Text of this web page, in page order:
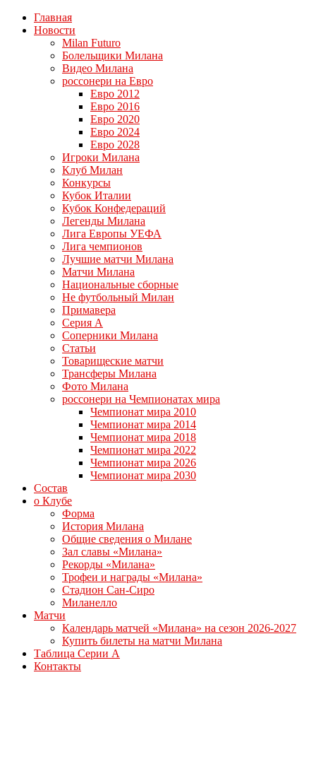
Главная
Новости
Milan Futuro
Болельщики Милана
Видео Милана
россонери на Евро
Евро 2012
Евро 2016
Евро 2020
Евро 2024
Евро 2028
Игроки Милана
Клуб Милан
Конкурсы
Кубок Италии
Кубок Конфедераций
Легенды Милана
Лига Европы УЕФА
Лига чемпионов
Лучшие матчи Милана
Матчи Милана
Национальные сборные
Не футбольный Милан
Примавера
Серия А
Соперники Милана
Статьи
Товарищеские матчи
Трансферы Милана
Фото Милана
россонери на Чемпионатах мира
Чемпионат мира 2010
Чемпионат мира 2014
Чемпионат мира 2018
Чемпионат мира 2022
Чемпионат мира 2026
Чемпионат мира 2030
Состав
о Клубе
Форма
История Милана
Общие сведения о Милане
Зал славы «Милана»
Рекорды «Милана»
Трофеи и награды «Милана»
Стадион Сан-Сиро
Миланелло
Матчи
Календарь матчей «Милана» на сезон 2026-2027
Купить билеты на матчи Милана
Таблица Серии А
Контакты